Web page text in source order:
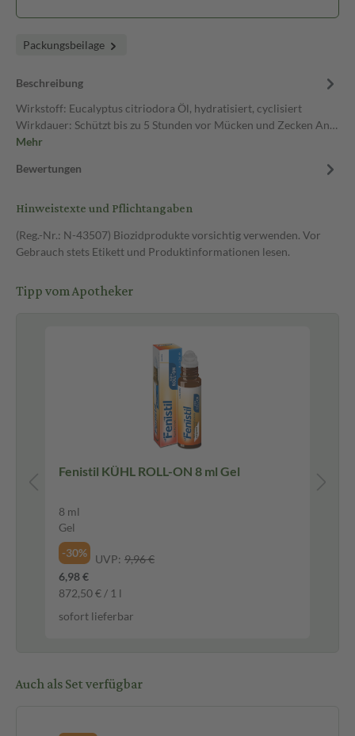
Packungsbeilage
Beschreibung
Wirkstoff: Eucalyptus citriodora Öl, hydratisiert, cyclisiert
Wirkdauer: Schützt bis zu 5 Stunden vor Mücken und Zecken An…
Mehr
Bewertungen
Hinweistexte und Pflichtangaben
(Reg.-Nr.: N-43507) Biozidprodukte vorsichtig verwenden. Vor
Gebrauch stets Etikett und Produktinformationen lesen.
Tipp vom Apotheker
Fenistil KÜHL ROLL-ON 8 ml Gel
8 ml
Gel
-30%
UVP: 9,96 €
6,98 €
872,50 € / 1 l
sofort lieferbar
Auch als Set verfügbar